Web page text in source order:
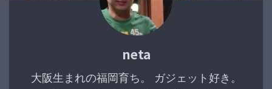
neta
大阪生まれの福岡育ち。 ガジェット好き。